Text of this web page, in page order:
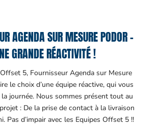
AGENDA SUR MESURE PODOR –
GRANDE RÉACTIVITÉ !
5, Fournisseur Agenda sur Mesure
le choix d’une équipe réactive, qui vous
journée. Nous sommes présent tout au
: De la prise de contact à la livraison
Pas d’impair avec les Equipes Offset 5 !!